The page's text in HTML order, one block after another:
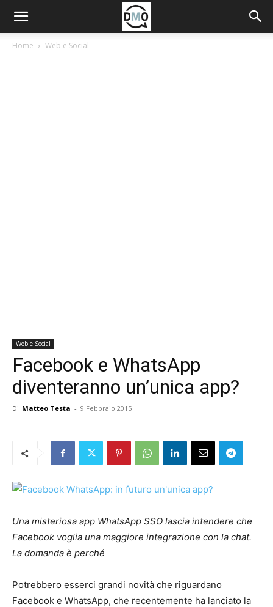
Home Web e Social
Web e Social
Facebook e WhatsApp
diventeranno un’unica app?
Di Matteo Testa - 9 Febbraio 2015
Una misteriosa app WhatsApp SSO lascia intendere che
Facebook voglia una maggiore integrazione con la chat.
La domanda è perché
Potrebbero esserci grandi novità che riguardano
Facebook e WhatsApp, che recentemente ha lanciato la